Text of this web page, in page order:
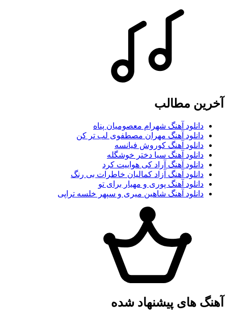
آخرین مطالب
دانلود آهنگ شهرام معصومیان پناه
دانلود آهنگ مهران مصطفوی لب تر کن
دانلود آهنگ کوروش فیانسه
دانلود آهنگ سیا دختر خوشگله
دانلود آهنگ آراد کی هواییت کرد
دانلود آهنگ آزاد کمالیان خاطرات بی رنگ
دانلود آهنگ پوری و مهیار برای تو
دانلود آهنگ شاهین میری و سپهر خلسه تراپی
آهنگ های پیشنهاد شده